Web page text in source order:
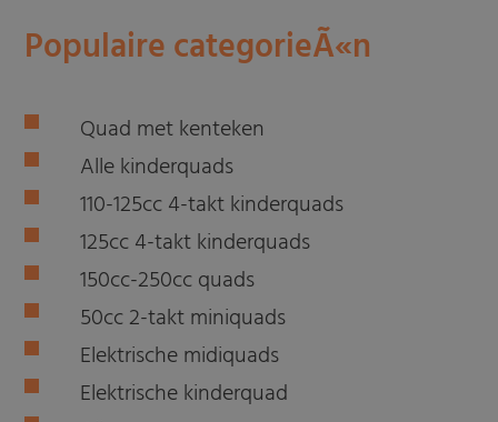
Populaire categorieÃ«n
Quad met kenteken
Alle kinderquads
110-125cc 4-takt kinderquads
125cc 4-takt kinderquads
150cc-250cc quads
50cc 2-takt miniquads
Elektrische midiquads
Elektrische kinderquad